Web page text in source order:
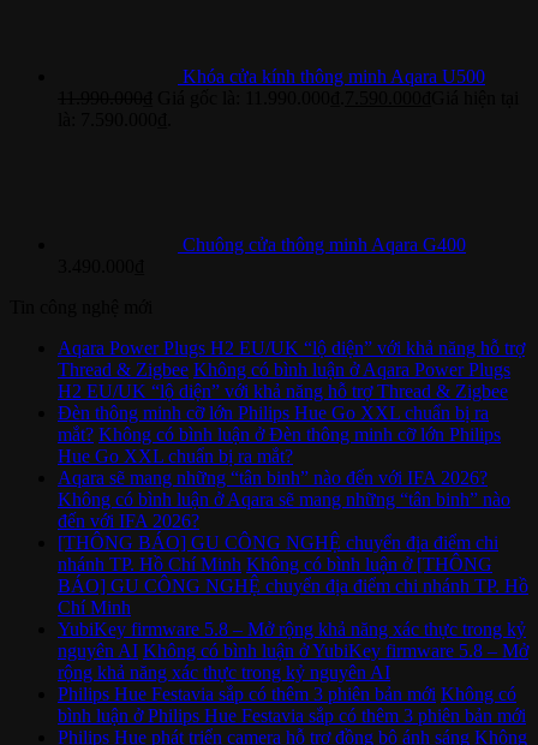
Khóa cửa kính thông minh Aqara U500
Chuông cửa thông minh Aqara G400
Aqara Power Plugs H2 EU/UK “lộ diện” với khả năng hỗ trợ
Thread & Zigbee Không có bình luận ở Aqara Power Plugs
H2 EU/UK “lộ diện” với khả năng hỗ trợ Thread & Zigbee
Đèn thông minh cỡ lớn Philips Hue Go XXL chuẩn bị ra
mắt? Không có bình luận ở Đèn thông minh cỡ lớn Philips
Hue Go XXL chuẩn bị ra mắt?
Aqara sẽ mang những “tân binh” nào đến với IFA 2026?
Không có bình luận ở Aqara sẽ mang những “tân binh” nào
đến với IFA 2026?
[THÔNG BÁO] GU CÔNG NGHỆ chuyển địa điểm chi
nhánh TP. Hồ Chí Minh Không có bình luận ở [THÔNG
BÁO] GU CÔNG NGHỆ chuyển địa điểm chi nhánh TP. Hồ
Chí Minh
YubiKey firmware 5.8 – Mở rộng khả năng xác thực trong kỷ
nguyên AI Không có bình luận ở YubiKey firmware 5.8 – Mở
rộng khả năng xác thực trong kỷ nguyên AI
Philips Hue Festavia sắp có thêm 3 phiên bản mới Không có
bình luận ở Philips Hue Festavia sắp có thêm 3 phiên bản mới
Philips Hue phát triển camera hỗ trợ đồng bộ ánh sáng Không